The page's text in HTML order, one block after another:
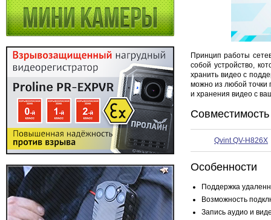
Принцип работы
собой устройство,
хранить видео с
можно из любой точки
и хранения видео с
Совместимость
Qvint QV-H826X
Особенности
Поддержка
Возможность
Запись аудио и